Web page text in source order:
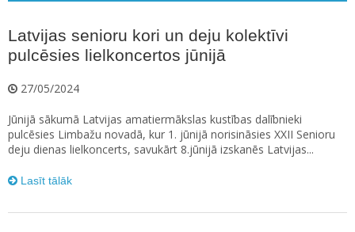
Latvijas senioru kori un deju kolektīvi
pulcēsies lielkoncertos jūnijā
27/05/2024
Jūnijā sākumā Latvijas amatiermākslas kustības dalībnieki
pulcēsies Limbažu novadā, kur 1. jūnijā norisināsies XXII Senioru
deju dienas lielkoncerts, savukārt 8.jūnijā izskanēs Latvijas...
Lasīt tālāk